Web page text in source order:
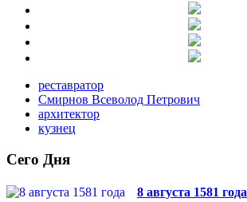
реставратор
Смирнов Всеволод Петрович
архитектор
кузнец
Сего Дня
8 августа 1581 года